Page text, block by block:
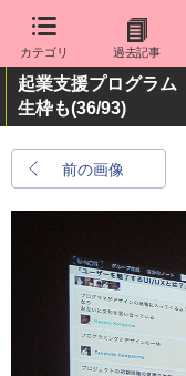
カテゴリ 過去記事
起業支援プログラ
生枠も(36/93)
前の画像